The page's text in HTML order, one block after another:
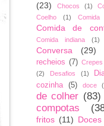
(23)
Chocos (1)
Coelho
(1) Comida
Comida de
Comida indiana (1)
Conversa (29)
recheios (7) Crepes
(2)
Desafios (1)
cozinha
(5) doce
de colher (83)
compotas
fritos (11)